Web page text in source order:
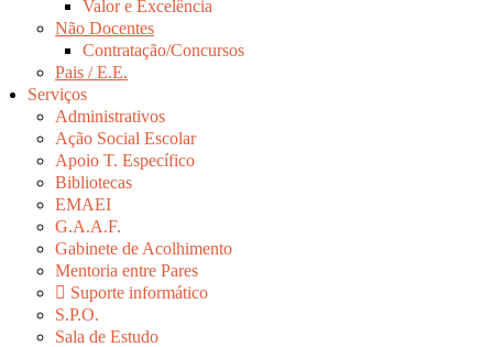
Valor e Excelência
Não Docentes
Contratação/Concursos
Pais / E.E.
Serviços
Administrativos
Ação Social Escolar
Apoio T. Específico
Bibliotecas
EMAEI
G.A.A.F.
Gabinete de Acolhimento
Mentoria entre Pares
Suporte informático
S.P.O.
Sala de Estudo